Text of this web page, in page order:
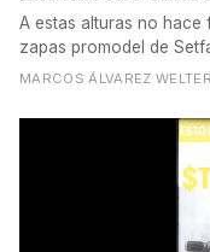
A estas alturas no hace
zapas promodel de
los...
MARCOS ÁLVAREZ